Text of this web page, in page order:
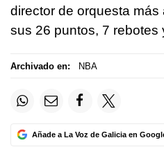
director de orquesta más
sus 26 puntos, 7 rebotes
Archivado en: NBA
Añade a La Voz de Galicia en